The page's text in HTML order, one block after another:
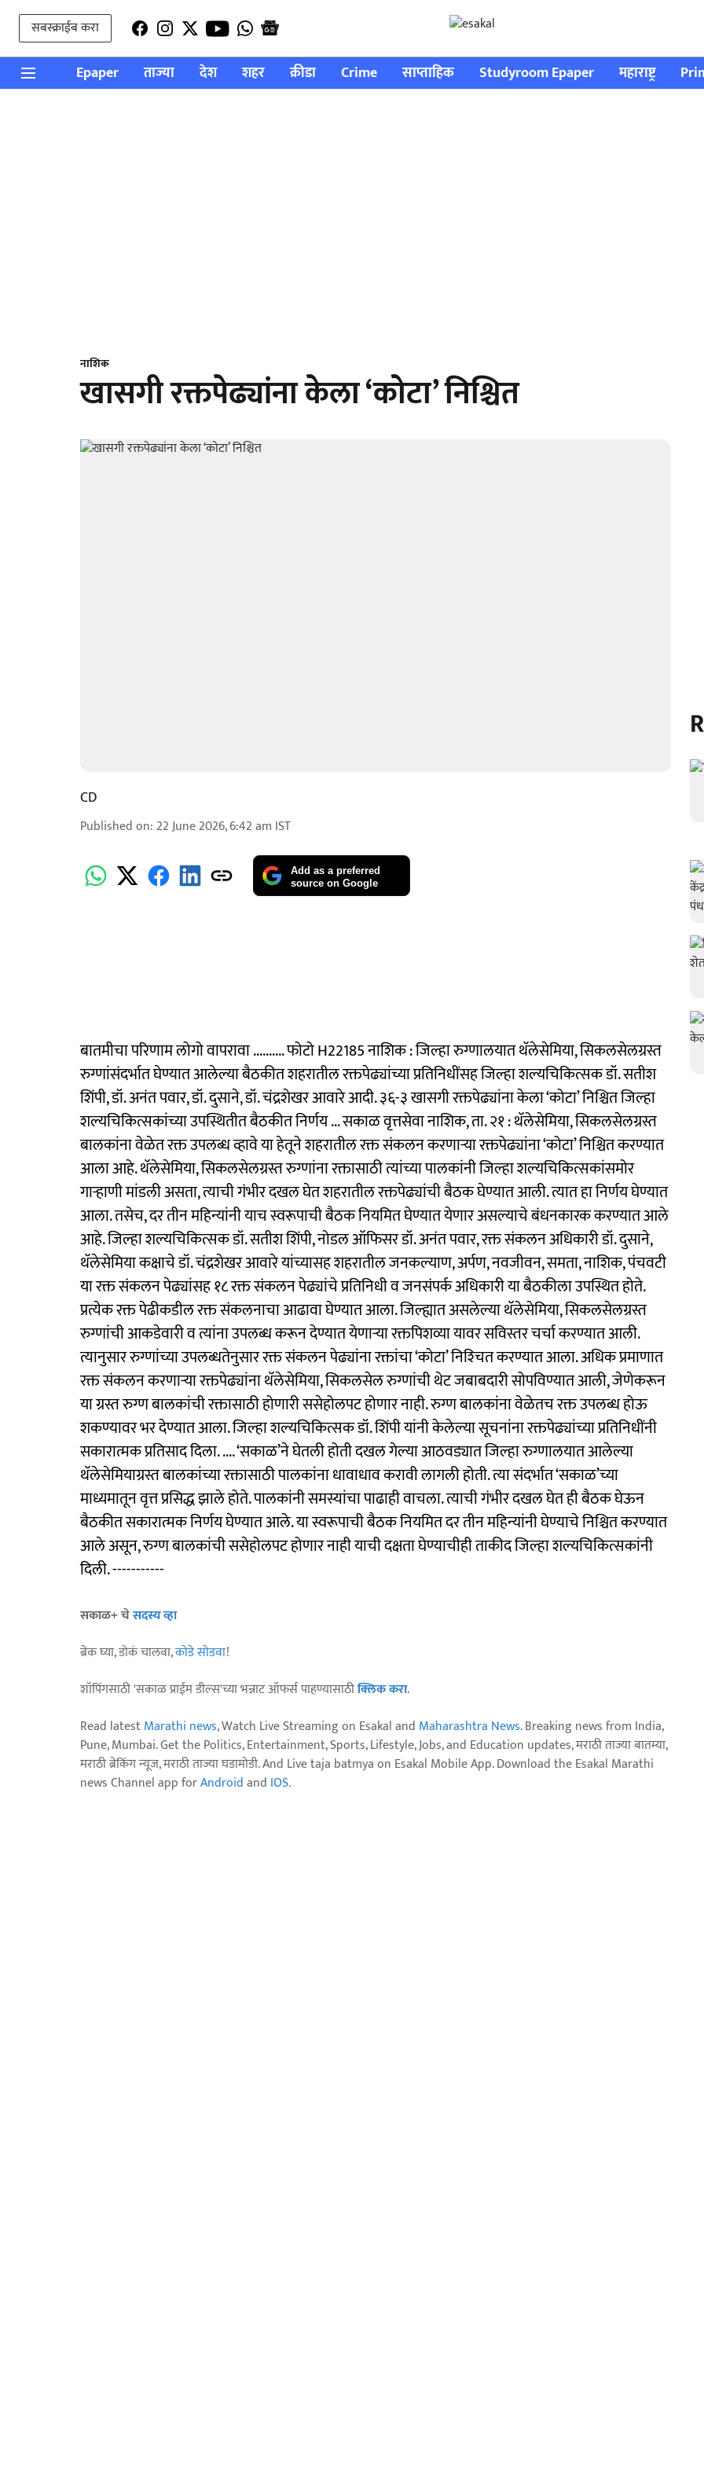
सबस्क्राईब करा
Epaper ताज्या देश शहर क्रीडा Crime साप्ताहिक Studyroom Epaper महाराष्ट्र
नाशिक
खासगी रक्तपेढ्यांना केला ‘कोटा’ निश्चित
CD
Published on: 22 June 2026, 6:42 am IST
Add as a preferred
source on Google
बातमीचा परिणाम लोगो वापरावा .......... फोटो H22185 नाशिक : जिल्हा रुग्णालयात थॅलेसेमिया, सिकलसेलग्रस्त
रुग्णांसंदर्भात घेण्यात आलेल्या बैठकीत शहरातील रक्तपेढ्यांच्या प्रतिनिधींसह जिल्हा शल्यचिकित्सक डॉ. सतीश
शिंपी, डॉ. अनंत पवार, डॉ. दुसाने, डॉ. चंद्रशेखर आवारे आदी. ३६-३ खासगी रक्तपेढ्यांना केला ‘कोटा’ निश्चित जिल्हा
शल्यचिकित्सकांच्या उपस्थितीत बैठकीत निर्णय ... सकाळ वृत्तसेवा नाशिक, ता. २१ : थॅलेसेमिया, सिकलसेलग्रस्त
बालकांना वेळेत रक्त उपलब्ध व्हावे या हेतूने शहरातील रक्त संकलन करणाऱ्या रक्तपेढ्यांना ‘कोटा’ निश्चित करण्यात
आला आहे. थॅलेसेमिया, सिकलसेलग्रस्त रुग्णांना रक्तासाठी त्यांच्या पालकांनी जिल्हा शल्यचिकित्सकांसमोर
गाऱ्हाणी मांडली असता, त्याची गंभीर दखल घेत शहरातील रक्तपेढ्यांची बैठक घेण्यात आली. त्यात हा निर्णय घेण्यात
आला. तसेच, दर तीन महिन्यांनी याच स्वरूपाची बैठक नियमित घेण्यात येणार असल्याचे बंधनकारक करण्यात आले
आहे. जिल्हा शल्यचिकित्सक डॉ. सतीश शिंपी, नोडल ऑफिसर डॉ. अनंत पवार, रक्त संकलन अधिकारी डॉ. दुसाने,
थॅलेसेमिया कक्षाचे डॉ. चंद्रशेखर आवारे यांच्यासह शहरातील जनकल्याण, अर्पण, नवजीवन, समता, नाशिक, पंचवटी
या रक्त संकलन पेढ्यांसह १८ रक्त संकलन पेढ्यांचे प्रतिनिधी व जनसंपर्क अधिकारी या बैठकीला उपस्थित होते.
प्रत्येक रक्त पेढीकडील रक्त संकलनाचा आढावा घेण्यात आला. जिल्ह्यात असलेल्या थॅलेसेमिया, सिकलसेलग्रस्त
रुग्णांची आकडेवारी व त्यांना उपलब्ध करून देण्यात येणाऱ्या रक्तपिशव्या यावर सविस्तर चर्चा करण्यात आली.
त्यानुसार रुग्णांच्या उपलब्धतेनुसार रक्त संकलन पेढ्यांना रक्तांचा ‘कोटा’ निश्‍चित करण्यात आला. अधिक प्रमाणात
रक्त संकलन करणाऱ्या रक्तपेढ्यांना थॅलेसेमिया, सिकलसेल रुग्णांची थेट जबाबदारी सोपविण्यात आली, जेणेकरून
या ग्रस्त रुग्ण बालकांची रक्तासाठी होणारी ससेहोलपट होणार नाही. रुग्ण बालकांना वेळेतच रक्त उपलब्ध होऊ
शकण्यावर भर देण्यात आला. जिल्हा शल्यचिकित्सक डॉ. शिंपी यांनी केलेल्या सूचनांना रक्तपेढ्यांच्या प्रतिनिधींनी
सकारात्मक प्रतिसाद दिला. .... ‘सकाळ’ने घेतली होती दखल गेल्या आठवड्यात जिल्हा रुग्णालयात आलेल्या
थॅलेसेमियाग्रस्त बालकांच्या रक्तासाठी पालकांना धावाधाव करावी लागली होती. त्या संदर्भात ‘सकाळ’च्या
माध्यमातून वृत्त प्रसिद्ध झाले होते. पालकांनी समस्यांचा पाढाही वाचला. त्याची गंभीर दखल घेत ही बैठक घेऊन
बैठकीत सकारात्मक निर्णय घेण्यात आले. या स्वरूपाची बैठक नियमित दर तीन महिन्यांनी घेण्याचे निश्चित करण्यात
आले असून, रुग्ण बालकांची ससेहोलपट होणार नाही याची दक्षता घेण्याचीही ताकीद जिल्हा शल्यचिकित्सकांनी
दिली. -----------
सकाळ+ चेसदस्य व्हा
ब्रेक घ्या, डोकं चालवा,कोडे सोडवा!
शॉपिंगसाठी 'सकाळ प्राईम डील्स'च्या भन्नाट ऑफर्स पाहण्यासाठीक्लिक करा.
Read latestMarathi news, Watch Live Streaming on Esakal and Maharashtra News. Breaking news from India,
Pune, Mumbai. Get the Politics, Entertainment, Sports, Lifestyle, Jobs, and Education updates, मराठी ताज्या बातम्या,
मराठी ब्रेकिंग न्यूज, मराठी ताज्या घडामोडी. And Live taja batmya on Esakal Mobile App. Download the Esakal Marathi
news Channel app forAndroidand IOS.